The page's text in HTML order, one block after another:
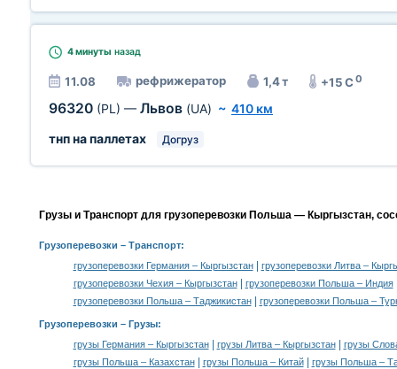
4 минуты назад
11.08 рефрижератор 1,4 т +15 C0
96320 (PL) — Львов (UA) ~ 410 км
тнп на паллетах
Догруз
Грузы и Транспорт для грузоперевозки Польша — Кыргызстан,
Грузоперевозки – Транспорт:
грузоперевозки Германия – Кыргызстан|
грузоперевозки Литва –
грузоперевозки Чехия – Кыргызстан| грузоперевозки Польша – Индия
грузоперевозки Польша – Таджикистан| грузоперевозки Польша –
Грузоперевозки – Грузы:
грузы Германия – Кыргызстан| грузы Литва – Кыргызстан|
грузы
грузы Польша – Казахстан| грузы Польша – Китай| грузы Польша –